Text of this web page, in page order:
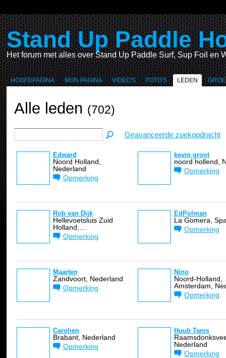
Stand Up Paddle
Het forum met alles over Stand Up Paddle Surf, Sup Foil en
HOOFDPAGINA MIJN PAGINA VIDEO'S FOTO'S LEDEN
Alle leden (702)
Geavanceerde zoekopdracht
Edward
Noord Holland,
Nederland
Opmerking
kevin groot
noord hollend,
Opmerking
Rob van Dijk
Hellevoetsluis Zuid
Holland,…
Opmerking
EdPolman
La Gomera,
Opmerking
Maarten
Zandvoort, Nederland
Opmerking
Nino
Noord-Holland,
Amsterdam,
Opmerking
Carolien
Brabant, Nederland
Opmerking
Huub Tanis
Nederland
Opmerking